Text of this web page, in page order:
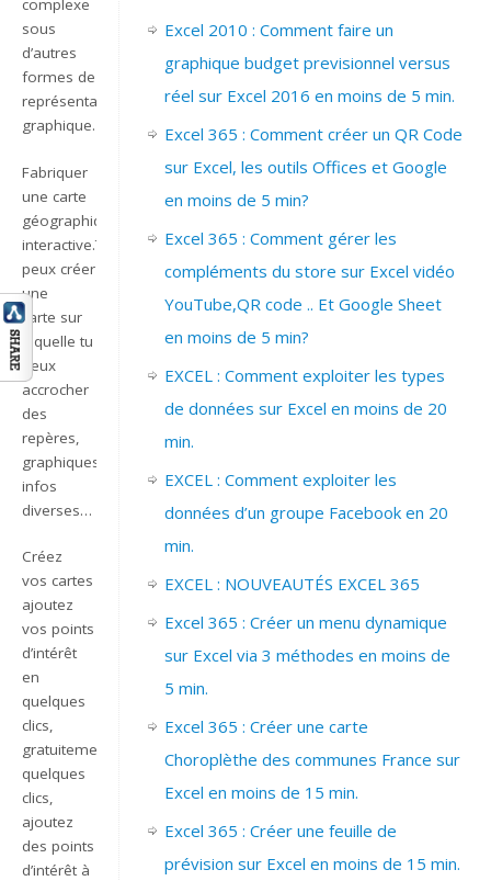
complexe
sous
d’autres
formes de
représentation
graphique.
Fabriquer
une carte
géographique
interactive.Tu
peux créer
une
carte sur
laquelle tu
peux
accrocher
des
repères,
graphiques,
infos
diverses…
Créez
vos cartes et
ajoutez
vos points
d’intérêt
en
quelques
clics,
gratuitement.
quelques
clics,
ajoutez
des points
d’intérêt à
Excel 2010 : Comment faire un
graphique budget previsionnel versus
réel sur Excel 2016 en moins de 5 min.
Excel 365 : Comment créer un QR Code
sur Excel, les outils Offices et Google
en moins de 5 min?
Excel 365 : Comment gérer les
compléments du store sur Excel vidéo
YouTube,QR code .. Et Google Sheet
en moins de 5 min?
EXCEL : Comment exploiter les types
de données sur Excel en moins de 20
min.
EXCEL : Comment exploiter les
données d’un groupe Facebook en 20
min.
EXCEL : NOUVEAUTÉS EXCEL 365
Excel 365 : Créer un menu dynamique
sur Excel via 3 méthodes en moins de
5 min.
Excel 365 : Créer une carte
Choroplèthe des communes France sur
Excel en moins de 15 min.
Excel 365 : Créer une feuille de
prévision sur Excel en moins de 15 min.